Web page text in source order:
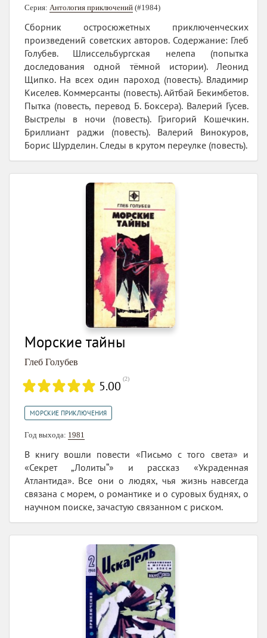
Серия: Антология приключений (#1984)
Сборник остросюжетных приключенческих
произведений советских авторов. Содержание: Глеб
Голубев. Шлиссельбургская нелепа (попытка
доследования одной тёмной истории). Леонид
Щипко. На всех один пароход (повесть). Владимир
Киселев. Коммерсанты (повесть). Айтбай Бекимбетов.
Пытка (повесть, перевод Б. Боксера). Валерий Гусев.
Выстрелы в ночи (повесть). Григорий Кошечкин.
Бриллиант раджи (повесть). Валерий Винокуров,
Борис Шурделин. Следы в крутом переулке (повесть).
Морские тайны
Глеб Голубев
5.00 (2)
МОРСКИЕ ПРИКЛЮЧЕНИЯ
Год выхода: 1981
В книгу вошли повести «Письмо с того света» и
«Секрет „Лолиты“» и рассказ «Украденная
Атлантида». Все они о людях, чья жизнь навсегда
связана с морем, о романтике и о суровых буднях, о
научном поиске, зачастую связанном с риском.